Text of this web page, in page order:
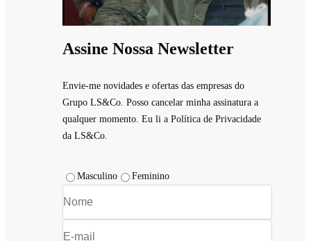
Assine Nossa Newsletter
Envie-me novidades e ofertas das empresas do
Grupo LS&Co. Posso cancelar minha assinatura a
qualquer momento. Eu li a Política de Privacidade
da LS&Co.
Masculino Feminino